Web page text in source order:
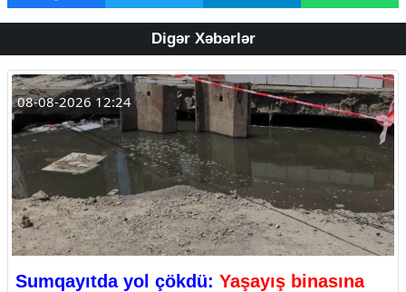
Digər Xəbərlər
08-08-2026 12:24
Sumqayıtda yol çökdü: Yaşayış binasına